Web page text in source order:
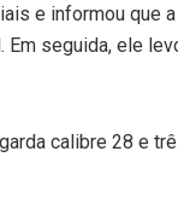
e informou que
Em seguida, ele
calibre 28 e